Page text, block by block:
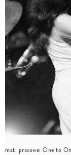
mat. prasowe: One to